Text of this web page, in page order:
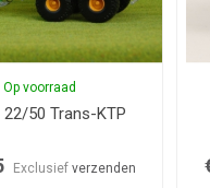
Op voorraad
50 Trans-KTP
Exclusief verzenden